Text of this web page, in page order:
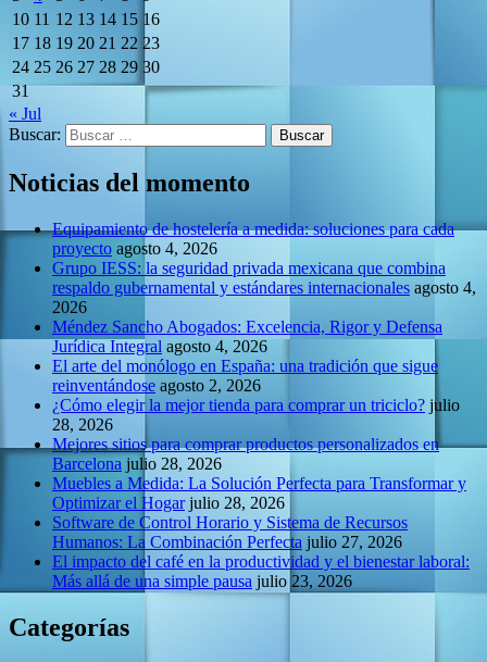
10 11 12 13 14 15 16
17 18 19 20 21 22 23
24 25 26 27 28 29 30
31
« Jul
Buscar:
Noticias del momento
Equipamiento de hostelería a medida: soluciones para cada
proyecto agosto 4, 2026
Grupo IESS: la seguridad privada mexicana que combina
respaldo gubernamental y estándares internacionales agosto 4,
2026
Méndez Sancho Abogados: Excelencia, Rigor y Defensa
Jurídica Integral agosto 4, 2026
El arte del monólogo en España: una tradición que sigue
reinventándose agosto 2, 2026
¿Cómo elegir la mejor tienda para comprar un triciclo? julio
28, 2026
Mejores sitios para comprar productos personalizados en
Barcelona julio 28, 2026
Muebles a Medida: La Solución Perfecta para Transformar y
Optimizar el Hogar julio 28, 2026
Software de Control Horario y Sistema de Recursos
Humanos: La Combinación Perfecta julio 27, 2026
El impacto del café en la productividad y el bienestar laboral:
Más allá de una simple pausa julio 23, 2026
Categorías